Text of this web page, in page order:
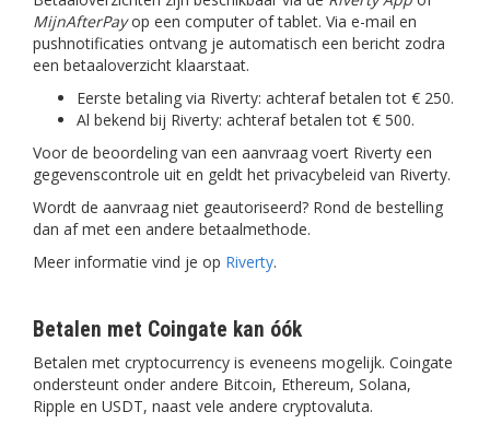
MijnAfterPayop een computer of tablet. Via e-mail en
pushnotificaties ontvang je automatisch een bericht zodra
een betaaloverzicht klaarstaat.
Eerste betaling via Riverty: achteraf betalen tot € 250.
Al bekend bij Riverty: achteraf betalen tot € 500.
Voor de beoordeling van een aanvraag voert Riverty een
gegevenscontrole uit en geldt het privacybeleid van Riverty.
Wordt de aanvraag niet geautoriseerd? Rond de bestelling
dan af met een andere betaalmethode.
Meer informatie vind je op Riverty.
Betalen met Coingate kan óók
Betalen met cryptocurrency is eveneens mogelijk. Coingate
ondersteunt onder andere Bitcoin, Ethereum, Solana,
Ripple en USDT, naast vele andere cryptovaluta.